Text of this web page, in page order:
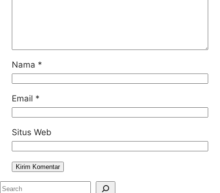
Nama *
Email *
Situs Web
S